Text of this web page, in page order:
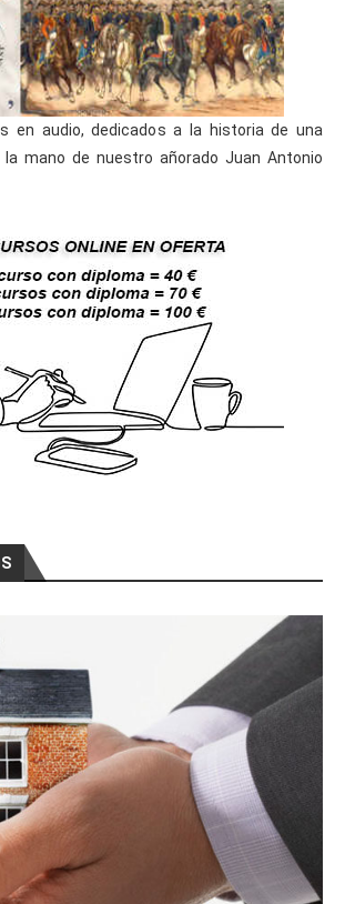
en audio, dedicados a la historia de una
mano de nuestro añorado Juan Antonio